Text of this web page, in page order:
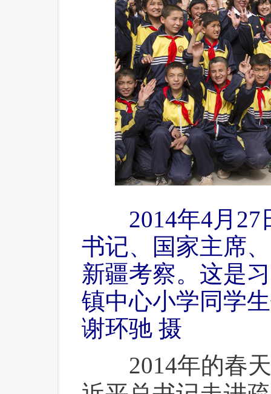
2014年4月
书记、国家主席
新疆考察。这是
镇中心小学同学
谢环驰 摄
2014年的春天